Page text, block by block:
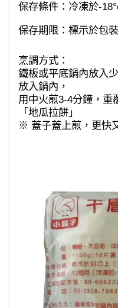
保存條件：冷凍於-
保存期限：標示於包
烹調方式：
鐵板或平底鍋內放入
放入鍋內，
用中火煎3-4分鐘，重
「地瓜拉餅」
※ 蓋子蓋上煎，更快